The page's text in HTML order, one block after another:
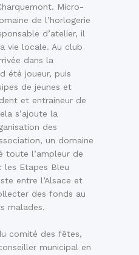
Micro-
de l’horlogerie
d’atelier, il
vie locale. Au club
dans la
été joueur, puis
de jeunes et
et entraineur de
s’ajoute la
des
un domaine
toute l’ampleur de
les Etapes Bleu
entre l’Alsace et
des fonds au
malades.
comité des fêtes,
municipal en